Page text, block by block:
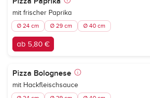
mit frischer Paprika
Ø 24 cm Ø 29 cm Ø 40 cm
ab 5,80 €
Pizza Bolognese
mit Hackfleischsauce